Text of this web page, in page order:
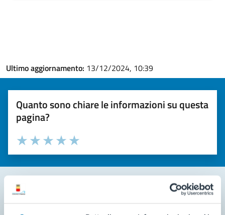
Ultimo aggiornamento: 13/12/2024, 10:39
Quanto sono chiare le informazioni su questa
pagina?
Valuta la chiarezza delle informazioni (da 1 a 5 stelle)
Seleziona il numero di stelle per valutare la chiarezza delle
Valuta 5 stelle su 5
Valuta 4 stelle su 5
Valuta 3 stelle su 5
Valuta 2 stelle su 5
Valuta 1 stelle su 5